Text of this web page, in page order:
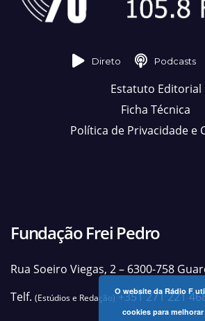
Direto Podcasts
Estatuto Editorial
Ficha Técnica
Política de Privacidade e
Fundação Frei Pedro
Rua Soeiro Viegas, 2 – 6300-758
Telf. (Estúdios e Redação)+351 271 221
O website da Rádio F
cookies para melhorar